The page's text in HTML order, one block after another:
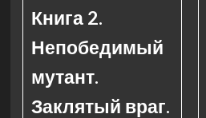
Книга 2.
Непобедимый
мутант.
Заклятый враг.